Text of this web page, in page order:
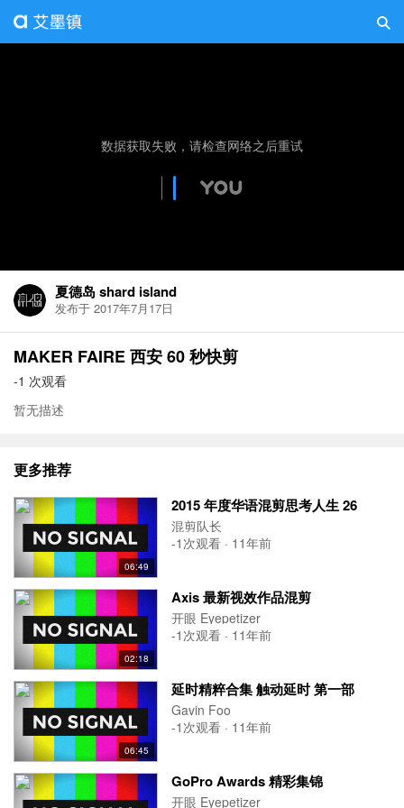
夏德岛 shard island
发布于 2017年7月17日
MAKER FAIRE 西安 60 秒快剪
-1 次观看
暂无描述
更多推荐
06:49
2015 年度华语混剪思考人生 26
混剪队长
-1次观看 · 11年前
02:18
Axis 最新视效作品混剪
开眼 Eyepetizer
-1次观看 · 11年前
06:45
延时精粹合集 触动延时 第一部
Gavin Foo
-1次观看 · 11年前
GoPro Awards 精彩集锦
开眼 Eyepetizer